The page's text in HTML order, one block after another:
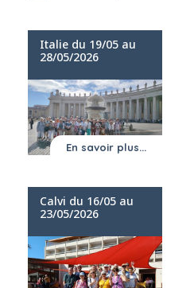
Italie du 19/05 au
28/05/2026
En savoir plus...
Calvi du 16/05 au
23/05/2026